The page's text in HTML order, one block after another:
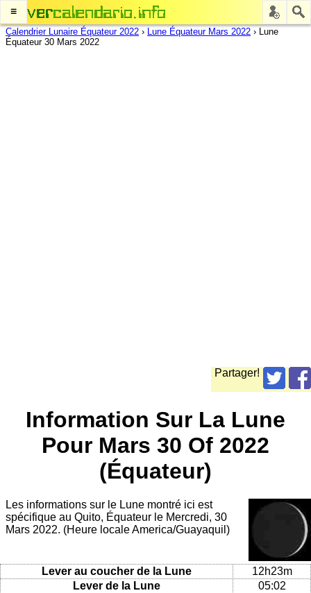
≡
Calendrier Lunaire Équateur 2022 › Lune Équateur Mars 2022 › Lune
Équateur 30 Mars 2022
Partager!
Information Sur La Lune
Pour Mars 30 Of 2022
(Équateur)
Les informations sur le Lune montré ici est
spécifique au Quito, Équateur le Mercredi, 30
Mars 2022. (Heure locale America/Guayaquil)
Lever au coucher de la Lune
12h23m
Lever de la Lune
05:02